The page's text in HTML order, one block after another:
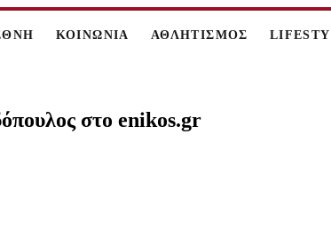
ΚΟΙΝΩΝΙΑ ΑΘΛΗΤΙΣΜΟΣ
στο enikos.gr